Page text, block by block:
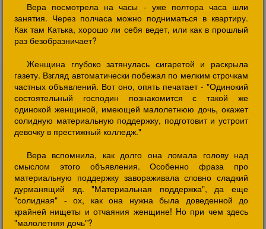
Вера посмотрела на часы - уже полтора часа шли
занятия. Через полчаса можно подниматься в квартиру.
Как там Катька, хорошо ли себя ведет, или как в прошлый
раз безобразничает?
Женщина глубоко затянулась сигаретой и раскрыла
газету. Взгляд автоматически побежал по мелким строчкам
частных объявлений. Вот оно, опять печатает - "Одинокий
состоятельный господин познакомится с такой же
одинокой женщиной, имеющей малолетнюю дочь, окажет
солидную материальную поддержку, подготовит и устроит
девочку в престижный колледж."
Вера вспомнила, как долго она ломала голову над
смыслом этого объявления. Особенно фраза про
материальную поддержку завораживала словно сладкий
дурманящий яд. "Материальная поддержка", да еще
"солидная" - ох, как она нужна была доведенной до
крайней нищеты и отчаяния женщине! Hо при чем здесь
"малолетняя дочь"?